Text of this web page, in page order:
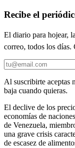
Recibe el
El diario para hojear,
correo, todos los días.
Al suscribirte aceptas
baja cuando quieras.
El declive de los
economías de
de Venezuela,
una grave crisis
de escasez de